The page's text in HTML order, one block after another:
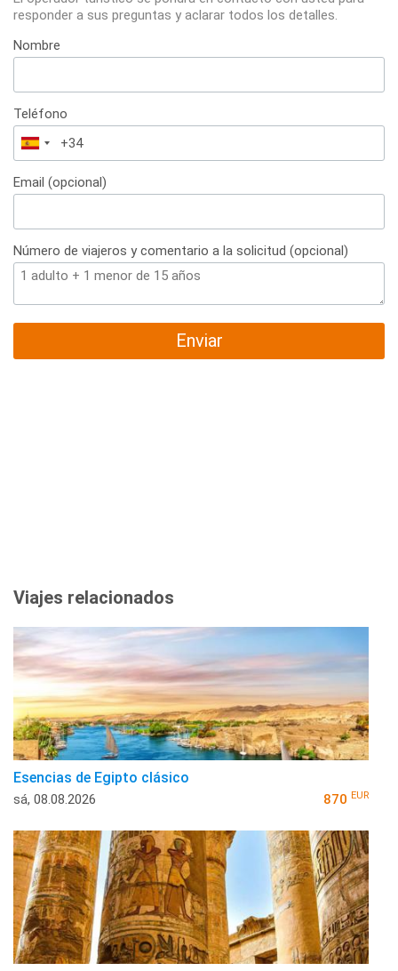
responder a sus preguntas y aclarar todos los detalles.
Nombre
Teléfono
España
+34
Email (opcional)
Número de viajeros y comentario a la solicitud (opcional)
Enviar
Viajes relacionados
Esencias de Egipto clásico
sá, 08.08.2026 870 EUR